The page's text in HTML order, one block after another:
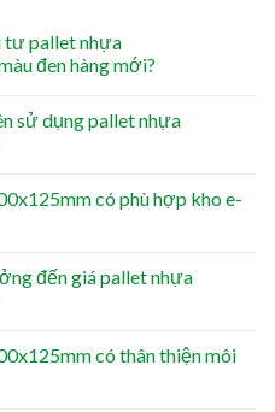
tư pallet nhựa
đen hàng mới?
sử dụng pallet nhựa
có phù hợp kho e-
đến giá pallet nhựa
có thân thiện môi